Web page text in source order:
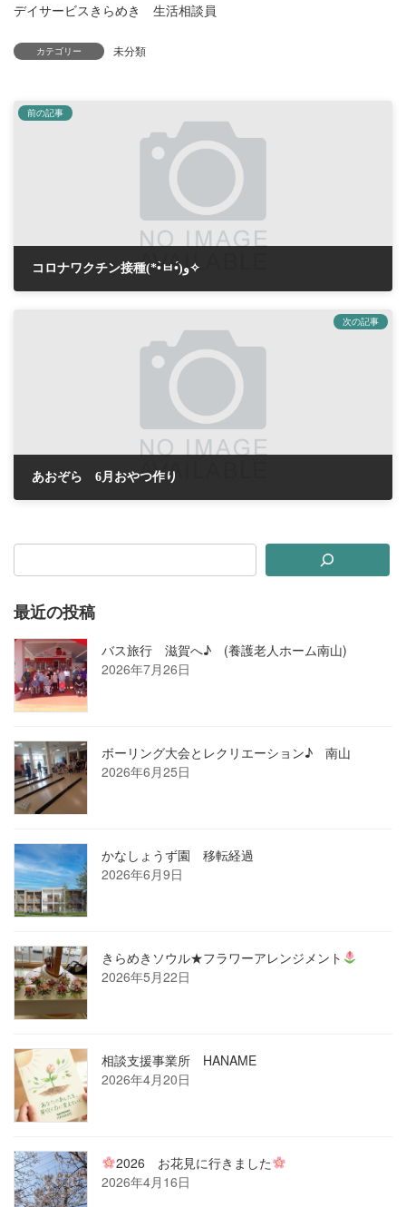
デイサービスきらめき 生活相談員
カテゴリー 未分類
前の記事
コロナワクチン接種(*•̀ㅂ•́)و✧
次の記事
あおぞら 6月おやつ作り
最近の投稿
バス旅行 滋賀へ♪ (養護老人ホーム南山)
2026年7月26日
ボーリング大会とレクリエーション♪ 南山
2026年6月25日
かなしょうず園 移転経過
2026年6月9日
きらめきソウル★フラワーアレンジメント
2026年5月22日
相談支援事業所 HANAME
2026年4月20日
2026 お花見に行きました
2026年4月16日